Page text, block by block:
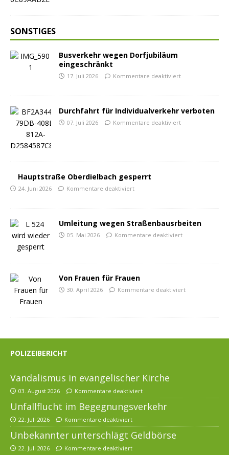
SONSTIGES
Busverkehr wegen Dorfjubiläum
eingeschränkt
17. Juli 2026 Kommentare deaktiviert
Durchfahrt für Individualverkehr verboten
07. Juli 2026 Kommentare deaktiviert
Hauptstraße Oberdielbach gesperrt
24. Juni 2026 Kommentare deaktiviert
Umleitung wegen Straßenbausrbeiten
05. Mai 2026 Kommentare deaktiviert
Von Frauen für Frauen
30. April 2026 Kommentare deaktiviert
POLIZEIBERICHT
Vandalismus in evangelischer Kirche
03. August 2026 Kommentare deaktiviert
Unfallflucht im Begegnungsverkehr
22. Juli 2026 Kommentare deaktiviert
Unbekannter unterschlägt Geldbörse
22. Juli 2026 Kommentare deaktiviert